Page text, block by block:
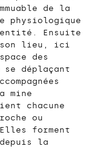
de la
physiologique
Ensuite
son lieu, ici
des
déplaçant
mine
chacune
ou
forment
la